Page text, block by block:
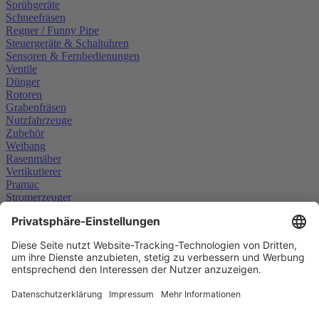
Sprühgeräte
Schneefräsen
Regner / Funny Pipe
Steuergeräte & Schaltuhren
Sensoren & Fernbedienungen
Ventile
Dünger
Rotoren
Grabenfräsen
Nutzfahrzeuge
Zubehör
Weibang
Rasenmäher
Vertikutierer
Pramac
Stromerzeuger
Weitere Informationen
Kunden-Login
Impressum